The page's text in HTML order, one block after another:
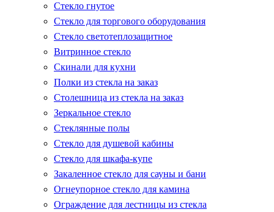
Стекло гнутое
Стекло для торгового оборудования
Стекло светотеплозащитное
Витринное стекло
Скинали для кухни
Полки из стекла на заказ
Столешница из стекла на заказ
Зеркальное стекло
Стеклянные полы
Стекло для душевой кабины
Стекло для шкафа-купе
Закаленное стекло для сауны и бани
Огнеупорное стекло для камина
Ограждение для лестницы из стекла